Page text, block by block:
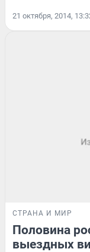
21 октября, 2014,
СТРАНА И МИР
Половина
выездных